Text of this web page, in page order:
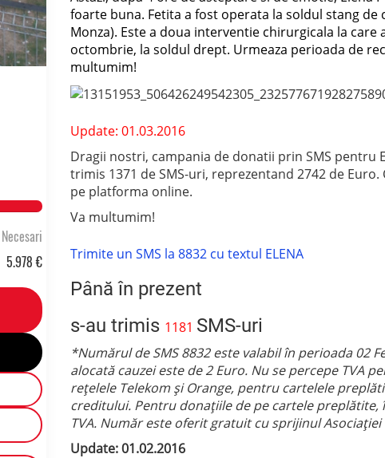
183.98009367681% Complete
Necesari
5.978 €
foarte buna. Fetita a fost operata la soldul stang
Monza). Este a doua interventie chirurgicala la care
octombrie, la soldul drept. Urmeaza perioada de
multumim!
Update: 01.03.2016
Dragii nostri, campania de donatii prin SMS pentru
trimis 1371 de SMS-uri, reprezentand 2742 de
pe platforma online.
Va multumim!
Trimite un SMS la 8832 cu textul ELENA
Până în prezent
s-au trimis 1181 SMS-uri
*Numărul de SMS 8832 este valabil în perioada 02
alocată cauzei este de 2 Euro. Nu se percepe TVA
rețelele Telekom și Orange, pentru cartelele
creditului. Pentru donaţiile de pe cartele
TVA. Număr este oferit gratuit cu sprijinul Asociației
Update: 01.02.2016